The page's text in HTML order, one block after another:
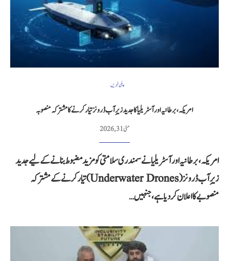
عالمی خبریں
امریکہ، برطانیہ اور آسٹریلیا کا جدید زیرِ آب ڈرونز تیار کرنے کا مشترکہ منصوبہ
مئی 31, 2026
امریکہ، برطانیہ اور آسٹریلیا نے سمندری سلامتی کو مزید مضبوط بنانے کے لیے جدید
زیرِ آب ڈرونز (Underwater Drones) تیار کرنے کے مشترکہ
منصوبے کا اعلان کر دیا ہے، جنہیں…